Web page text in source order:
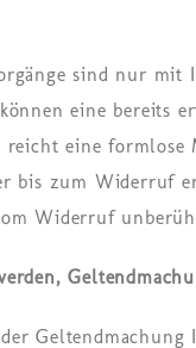
sind nur mit
eine bereits
eine
bis zum Widerruf
Widerruf